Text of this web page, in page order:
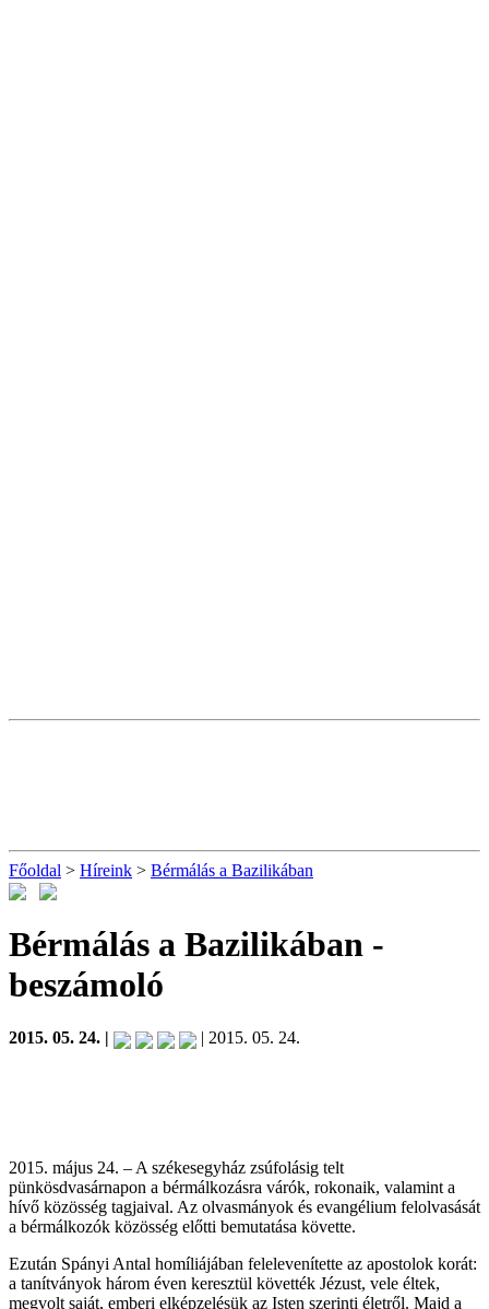
Főoldal > Híreink > Bérmálás a Bazilikában
Bérmálás a Bazilikában -
beszámoló
2015. 05. 24. | | 2015. 05. 24.
2015. május 24. – A székesegyház zsúfolásig telt
pünkösdvasárnapon a bérmálkozásra várók, rokonaik, valamint a
hívő közösség tagjaival. Az olvasmányok és evangélium felolvasását
a bérmálkozók közösség előtti bemutatása követte.
Ezután Spányi Antal homíliájában felelevenítette az apostolok korát:
a tanítványok három éven keresztül követték Jézust, vele éltek,
megvolt saját, emberi elképzelésük az Isten szerinti életről. Majd a